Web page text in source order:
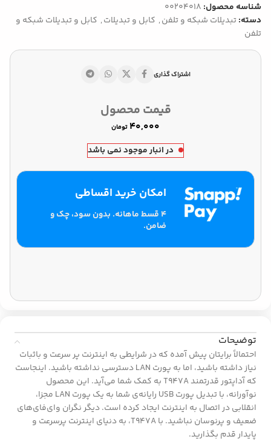
شناسه محصول: 00204018
دسته:تبدیلات شبکه و تلفن, کابل و تبدیلات, کابل و تبدیلات شبکه و
تلفن
اشتراک گذاری
قیمت محصول
تومان
در انبار موجود نمی باشد
امکان خرید اقساطی
۴ قسط ماهانه. بدون سود، چک و
ضامن.
توضیحات
احتمالاً برایتان پیش آمده که در شرایطی به اینترنت پر سرعت و باثبات
نیاز داشته باشید، اما به پورت LAN دسترسی نداشته باشید. اینجاست
که آداپتور قدرتمند T947A به کمک شما می‌آید. این محصول
نوآورانه، با تبدیل پورت USB رایانه‌ی شما به یک پورت LAN مجزا،
انقلابی در اتصال به اینترنت ایجاد کرده است. دیگر نگران وای‌فای‌های
ضعیف و پرنوسان نباشید. با T947A، به دنیای اینترنت پرسرعت و
پایدار قدم بگذارید.